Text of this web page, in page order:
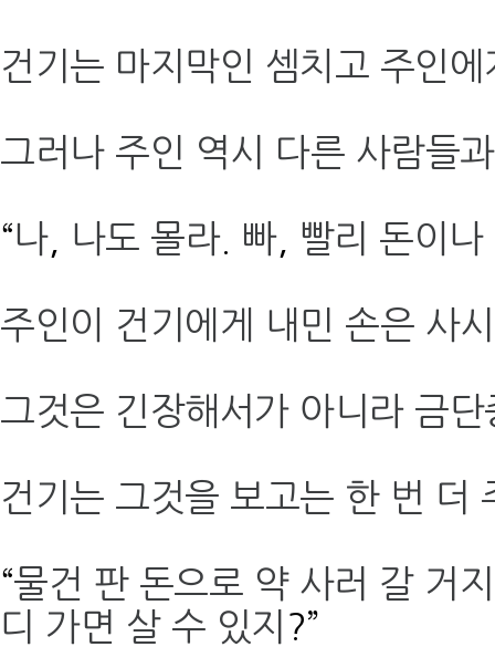
건기는 마지막인 셈치고 주인
그러나 주인 역시 다른 사람들
“나, 나도 몰라. 빠, 빨리 돈이
주인이 건기에게 내민 손은 사
그것은 긴장해서가 아니라 금
건기는 그것을 보고는 한 번 더
“물건 판 돈으로 약 사러 갈 거지
디 가면 살 수 있지 ?”